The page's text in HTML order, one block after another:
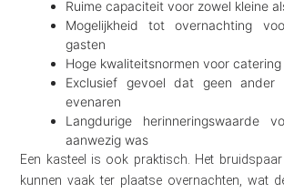
Ruime capaciteit voor zowel kleine
Mogelijkheid tot overnachting
gasten
Hoge kwaliteitsnormen voor
Exclusief gevoel dat geen ander
evenaren
Langdurige herinneringswaarde
aanwezig was
Een kasteel is ook praktisch. Het
kunnen vaak ter plaatse overnachten, wat